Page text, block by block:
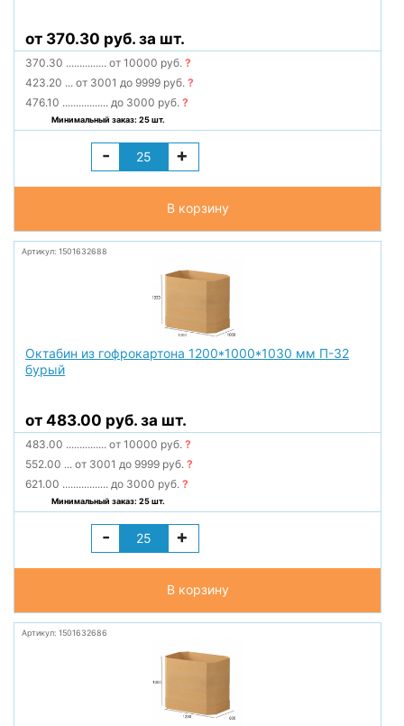
от 370.30 руб. за шт.
370.30 ............... от 10000 руб.?
423.20 ... от 3001 до 9999 руб.?
476.10 ................. до 3000 руб.?
Минимальный заказ: 25 шт.
- +
В корзину
Артикул: 1501632688
Октабин из гофрокартона 1200*1000*1030 мм П-32
бурый
от 483.00 руб. за шт.
483.00 ............... от 10000 руб.?
552.00 ... от 3001 до 9999 руб.?
621.00 ................. до 3000 руб.?
Минимальный заказ: 25 шт.
- +
В корзину
Артикул: 1501632686